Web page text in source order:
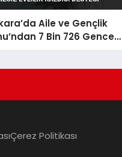
Aile ve Gençlik
7 Bin 726 Gence
Evlilik Kredisi Desteği
Çerez Politikası